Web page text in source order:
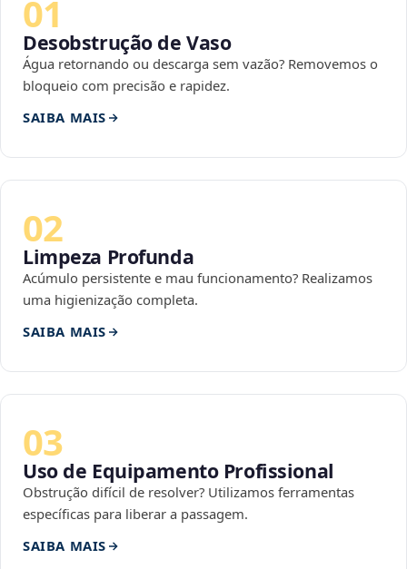
01
Desobstrução de Vaso
Água retornando ou descarga sem vazão? Removemos o
bloqueio com precisão e rapidez.
SAIBA MAIS
02
Limpeza Profunda
Acúmulo persistente e mau funcionamento? Realizamos
uma higienização completa.
SAIBA MAIS
03
Uso de Equipamento Profissional
Obstrução difícil de resolver? Utilizamos ferramentas
específicas para liberar a passagem.
SAIBA MAIS